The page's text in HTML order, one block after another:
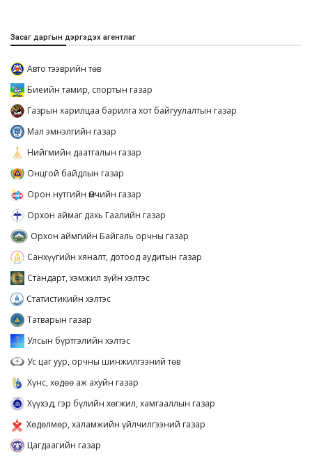
Засаг даргын дэргэдэх агентлаг
Авто тээврийн төв
Биеийн тамир, спортын газар
Газрын харилцаа барилга хот байгуулалтын газар
Мал эмнэлгийн газар
Нийгмийн даатгалын газар
Онцгой байдлын газар
Орон нутгийн Өмчийн газар
Орхон аймаг дахь Гаалийн газар
Орхон аймгийн Байгаль орчны газар
Санхүүгийн хяналт, дотоод аудитын газар
Стандарт, хэмжил зүйн хэлтэс
Статистикийн хэлтэс
Татварын газар
Улсын бүртгэлийн хэлтэс
Ус цаг уур, орчны шинжилгээний төв
Хүнс, хөдөө аж ахуйн газар
Хүүхэд, гэр бүлийн хөгжил, хамгааллын газар
Хөдөлмөр, халамжийн үйлчилгээний газар
Цагдаагийн газар